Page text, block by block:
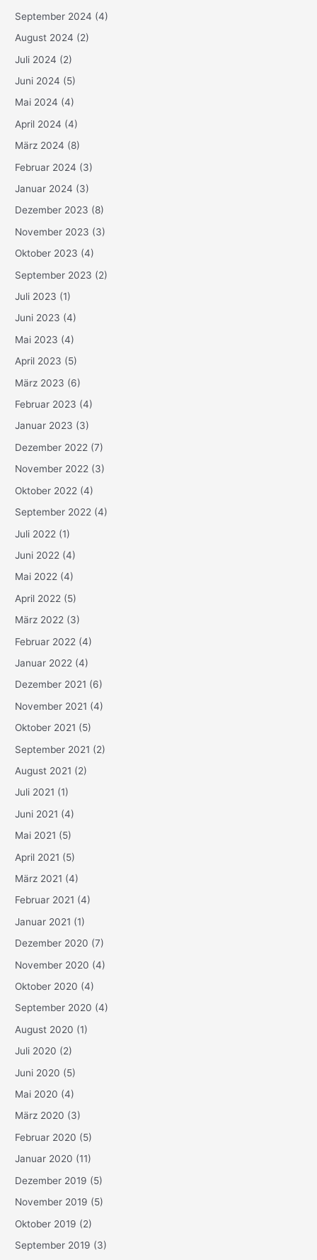
September 2024 (4)
August 2024 (2)
Juli 2024 (2)
Juni 2024 (5)
Mai 2024 (4)
April 2024 (4)
März 2024 (8)
Februar 2024 (3)
Januar 2024 (3)
Dezember 2023 (8)
November 2023 (3)
Oktober 2023 (4)
September 2023 (2)
Juli 2023 (1)
Juni 2023 (4)
Mai 2023 (4)
April 2023 (5)
März 2023 (6)
Februar 2023 (4)
Januar 2023 (3)
Dezember 2022 (7)
November 2022 (3)
Oktober 2022 (4)
September 2022 (4)
Juli 2022 (1)
Juni 2022 (4)
Mai 2022 (4)
April 2022 (5)
März 2022 (3)
Februar 2022 (4)
Januar 2022 (4)
Dezember 2021 (6)
November 2021 (4)
Oktober 2021 (5)
September 2021 (2)
August 2021 (2)
Juli 2021 (1)
Juni 2021 (4)
Mai 2021 (5)
April 2021 (5)
März 2021 (4)
Februar 2021 (4)
Januar 2021 (1)
Dezember 2020 (7)
November 2020 (4)
Oktober 2020 (4)
September 2020 (4)
August 2020 (1)
Juli 2020 (2)
Juni 2020 (5)
Mai 2020 (4)
März 2020 (3)
Februar 2020 (5)
Januar 2020 (11)
Dezember 2019 (5)
November 2019 (5)
Oktober 2019 (2)
September 2019 (3)